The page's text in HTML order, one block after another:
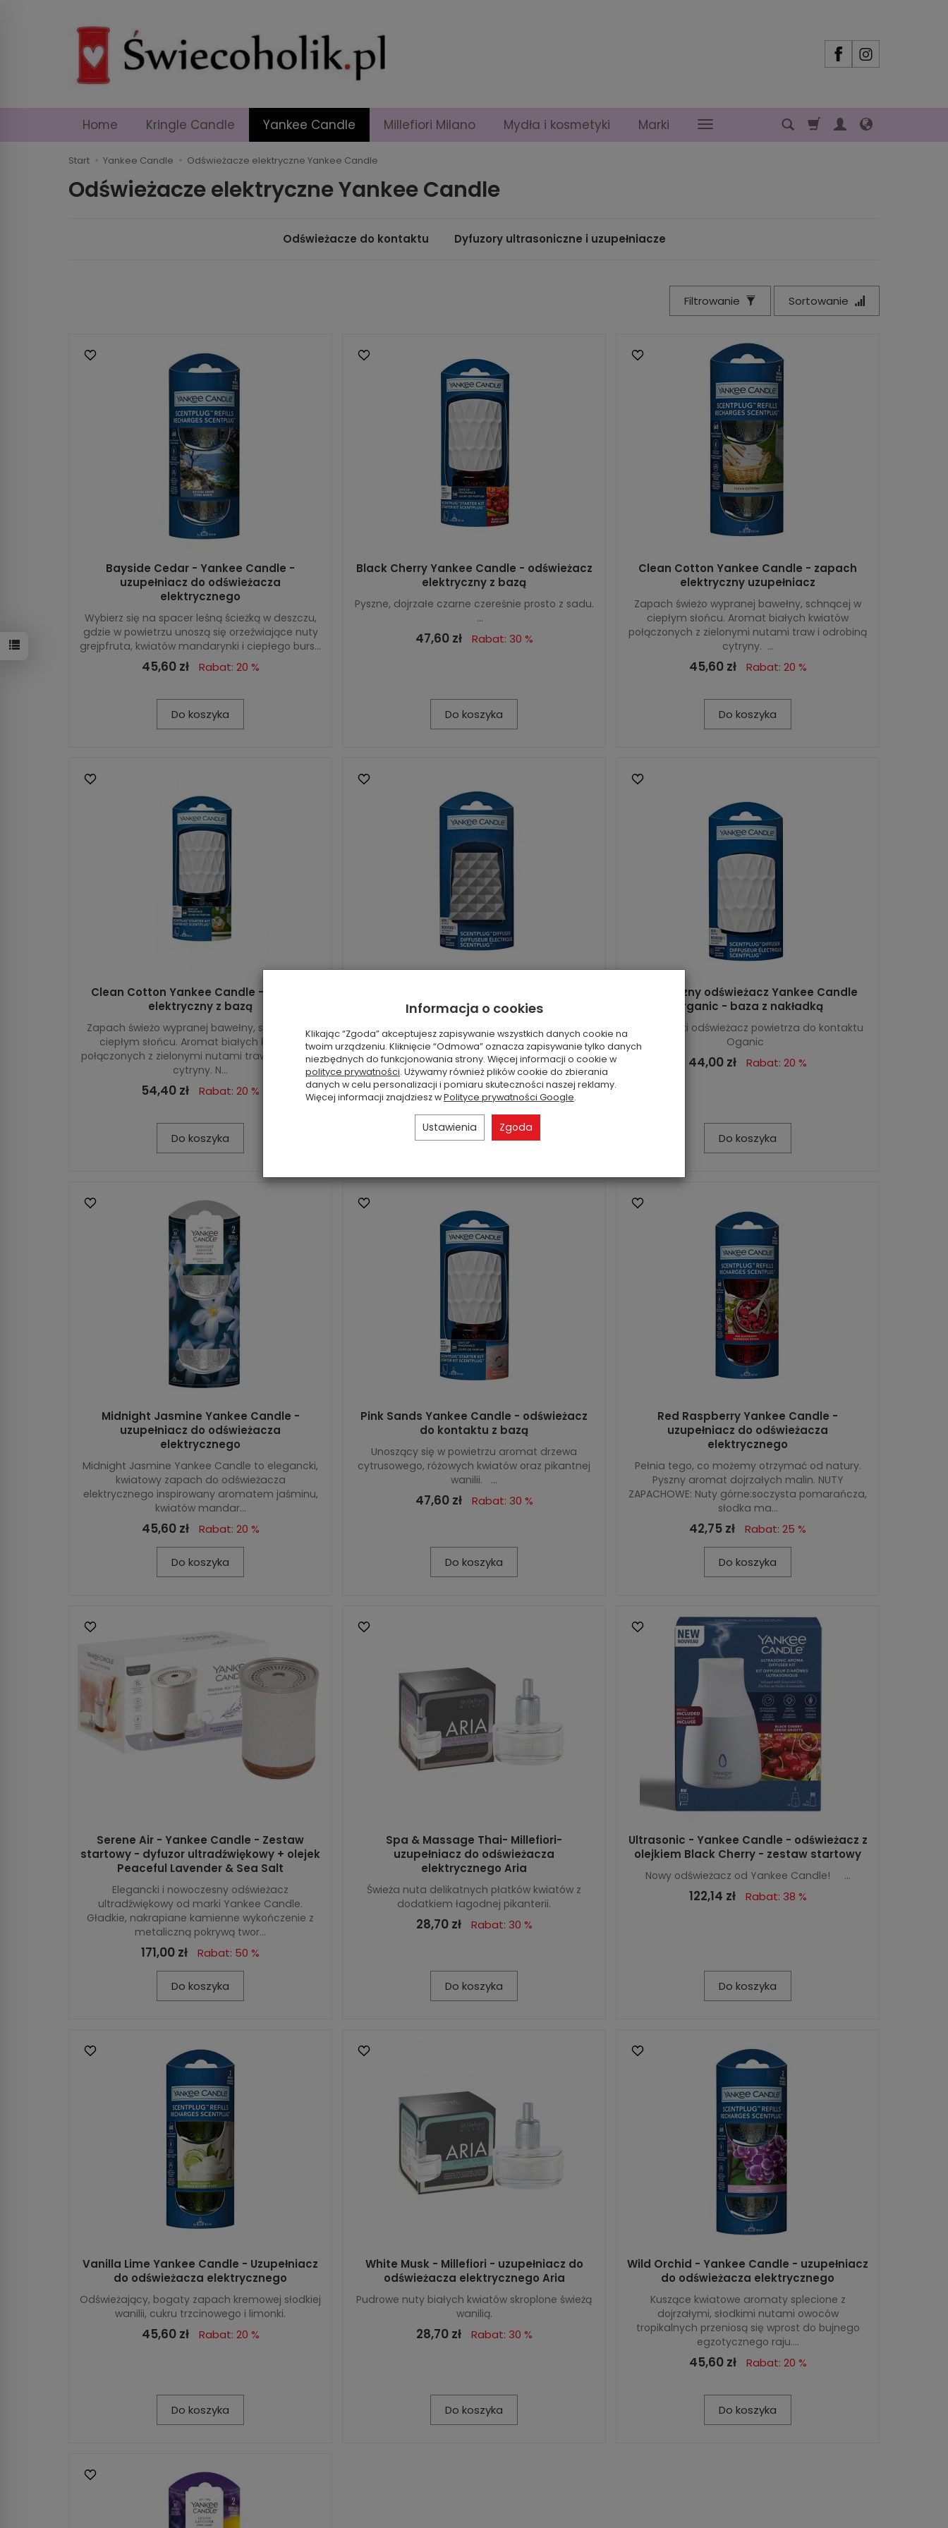
Home Kringle Candle Yankee Candle Millefiori Milano Mydła i kosmetyki Marki
Start Yankee Candle Odświeżacze elektryczne Yankee Candle
Odświeżacze elektryczne Yankee Candle
Odświeżacze do kontaktu Dyfuzory ultrasoniczne i uzupełniacze
Filtrowanie Sortowanie
Bayside Cedar - Yankee Candle -
uzupełniacz do odświeżacza
elektrycznego
Wybierz się na spacer leśną ścieżką w deszczu,
gdzie w powietrzu unoszą się orzeźwiające nuty
grejpfruta, kwiatów mandarynki i ciepłego burs...
45,60 zł Rabat: 20 %
Do koszyka
Black Cherry Yankee Candle - odświeżacz
elektryczny z bazą
Pyszne, dojrzałe czarne czereśnie prosto z sadu.
...
47,60 zł Rabat: 30 %
Do koszyka
Clean Cotton Yankee Candle - zapach
elektryczny uzupełniacz
Zapach świeżo wypranej bawełny, schnącej w
ciepłym słońcu. Aromat białych kwiatów
połączonych z zielonymi nutami traw i odrobiną
cytryny. ...
45,60 zł Rabat: 20 %
Do koszyka
Clean Cotton Yankee Candle - zapach
elektryczny z bazą
Zapach świeżo wypranej bawełny, schnącej w
ciepłym słońcu. Aromat białych kwiatów
połączonych z zielonymi nutami traw i odrobiną
cytryny. N...
54,40 zł Rabat: 20 %
Do koszyka
Faceted - baza z nakładką
Designerski odświeżacz powietrza do kontaktu
Faceted ...
44,00 zł Rabat: 20 %
Do koszyka
Elektryczny odświeżacz Yankee Candle
Organic - baza z nakładką
Designerski odświeżacz powietrza do kontaktu
Oganic
44,00 zł Rabat: 20 %
Do koszyka
Midnight Jasmine Yankee Candle -
uzupełniacz do odświeżacza
elektrycznego
Midnight Jasmine Yankee Candle to elegancki,
kwiatowy zapach do odświeżacza
elektrycznego inspirowany aromatem jaśminu,
kwiatów mandar...
45,60 zł Rabat: 20 %
Do koszyka
Pink Sands Yankee Candle - odświeżacz
do kontaktu z bazą
Unoszący się w powietrzu aromat drzewa
cytrusowego, różowych kwiatów oraz pikantnej
wanilii. ...
47,60 zł Rabat: 30 %
Do koszyka
Red Raspberry Yankee Candle -
uzupełniacz do odświeżacza
elektrycznego
Pełnia tego, co możemy otrzymać od natury.
Pyszny aromat dojrzałych malin. NUTY
ZAPACHOWE: Nuty górne:soczysta pomarańcza,
słodka ma...
42,75 zł Rabat: 25 %
Do koszyka
Serene Air - Yankee Candle - Zestaw
startowy - dyfuzor ultradźwiękowy + olejek
Peaceful Lavender & Sea Salt
Elegancki i nowoczesny odświeżacz
ultradźwiękowy od marki Yankee Candle.
Gładkie, nakrapiane kamienne wykończenie z
metaliczną pokrywą twor...
171,00 zł Rabat: 50 %
Do koszyka
Spa & Massage Thai- Millefiori-
uzupełniacz do odświeżacza
elektrycznego Aria
Świeża nuta delikatnych płatków kwiatów z
dodatkiem łagodnej pikanterii.
28,70 zł Rabat: 30 %
Do koszyka
Ultrasonic - Yankee Candle - odświeżacz z
olejkiem Black Cherry - zestaw startowy
Nowy odświeżacz od Yankee Candle! ...
122,14 zł Rabat: 38 %
Do koszyka
Vanilla Lime Yankee Candle - Uzupełniacz
do odświeżacza elektrycznego
Odświeżający, bogaty zapach kremowej słodkiej
wanilii, cukru trzcinowego i limonki.
45,60 zł Rabat: 20 %
Do koszyka
White Musk - Millefiori - uzupełniacz do
odświeżacza elektrycznego Aria
Pudrowe nuty białych kwiatów skroplone świeżą
wanilią.
28,70 zł Rabat: 30 %
Do koszyka
Wild Orchid - Yankee Candle - uzupełniacz
do odświeżacza elektrycznego
Kuszące kwiatowe aromaty splecione z
dojrzałymi, słodkimi nutami owoców
tropikalnych przeniosą się wprost do bujnego
egzotycznego raju....
45,60 zł Rabat: 20 %
Do koszyka
Informacja o cookies
Klikając “Zgoda” akceptujesz zapisywanie wszystkich danych cookie na
twoim urządzeniu. Kliknięcie “Odmowa” oznacza zapisywanie tylko danych
niezbędnych do funkcjonowania strony. Więcej informacji o cookie w
polityce prywatności. Używamy również plików cookie do zbierania
danych w celu personalizacji i pomiaru skuteczności naszej reklamy.
Więcej informacji znajdziesz wPolityce prywatności Google.
Ustawienia Zgoda